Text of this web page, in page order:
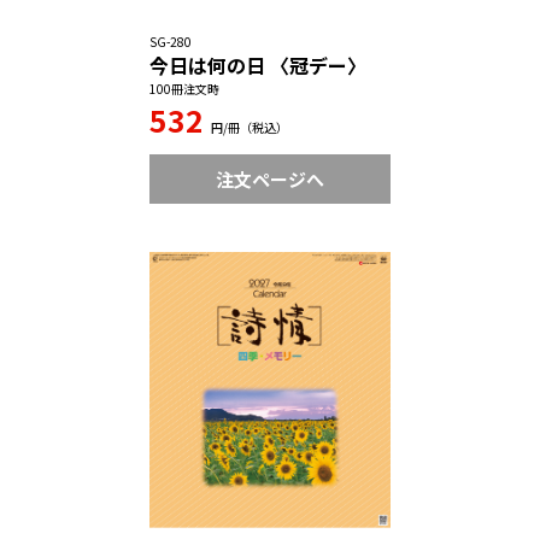
SG-280
今日は何の日 〈冠デー〉
100冊注文時
532 円/冊（税込）
注文ページへ